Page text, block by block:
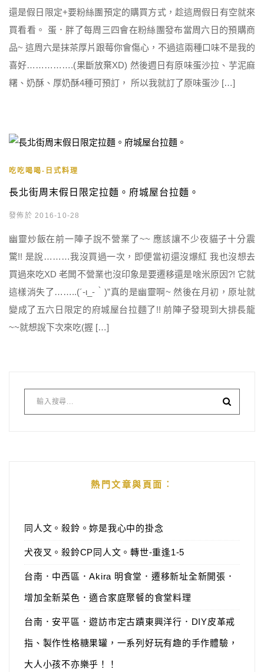
還是假日限定+要粉絲團預定的購買方式，趁這周假日有空就來
買看看。 蛋．胖了每周三四會在粉絲團發布當周六日的預購商
品~ 這周六是抹茶厚片跟莓你會傷心，不過這兩種口味不是我的
喜好…………….(果斷放棄XD) 然後週日有原味蛋沙拉、芋泥麻
糬、奶酥、厚奶酥4種可預訂， 所以我就訂了原味蛋沙 […]
吃吃喝喝-日式料理
長北街周末假日限定拉麵。府城屋台拉麵。
發佈於 2016-10-28
幽靈炒飯在前一陣子說不營業了~~ 應該讓不少夜貓子十分震
驚!! 是說………我沒買過一次，即便當初還沒爆紅 我也沒想去
買過來吃XD 老闆不營業也沒印象是要遷移還是啥米原因?! 它就
這樣消失了……..(´-ι_-｀)”真的是幽靈啊~ 然後在月初，原址就
變成了五六日限定的府城屋台拉麵了!! 前陣子發現到大排長龍
~~就想說下次來吃(握 […]
熱門文章與頁面︰
同人文。殺鈴。妳是我心中的掛念
犬夜叉。殺鈴CP同人文。轉世-重逢1-5
台南．中西區．Akira 明食堂．遷移新址全新開張．
增加全新菜色．適合家庭聚餐的食堂料理
台南．安平區．遊訪市定古蹟東興洋行．DIY皮革戒
指、製作性格糖果罐，一系列好玩有趣的手作體驗，
大人小孩不亦樂乎！！